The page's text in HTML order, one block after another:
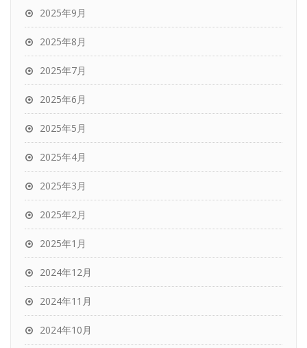
2025年9月
2025年8月
2025年7月
2025年6月
2025年5月
2025年4月
2025年3月
2025年2月
2025年1月
2024年12月
2024年11月
2024年10月